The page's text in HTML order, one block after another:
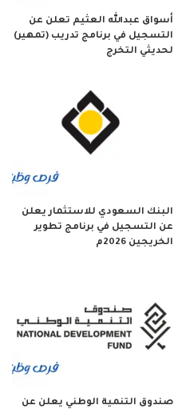
أسواق عبدالله العثيم تعلن عن
التسجيل في برنامج تدريب (تمهير)
لحديثي التخرج
البنك السعودي للاستثمار يعلن
عن التسجيل في برنامج تطوير
الخريجين 2026م
صندوق التنمية الوطني يعلن عن